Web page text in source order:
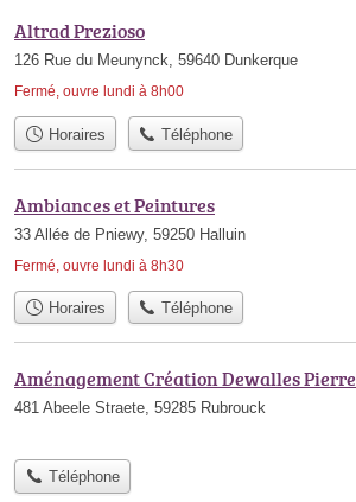
Altrad Prezioso
126 Rue du Meunynck, 59640 Dunkerque
Fermé, ouvre lundi à 8h00
Horaires Téléphone
Ambiances et Peintures
33 Allée de Pniewy, 59250 Halluin
Fermé, ouvre lundi à 8h30
Horaires Téléphone
Aménagement Création Dewalles Pierre
481 Abeele Straete, 59285 Rubrouck
Téléphone